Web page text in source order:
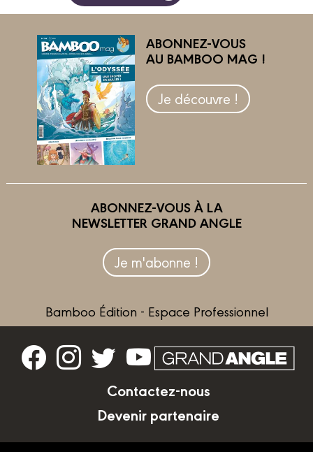
ABONNEZ-VOUS
AU BAMBOO MAG !
Je découvre !
ABONNEZ-VOUS À LA
NEWSLETTER GRAND ANGLE
Je m'abonne !
Bamboo Édition - Espace Professionnel
Contactez-nous
Devenir partenaire